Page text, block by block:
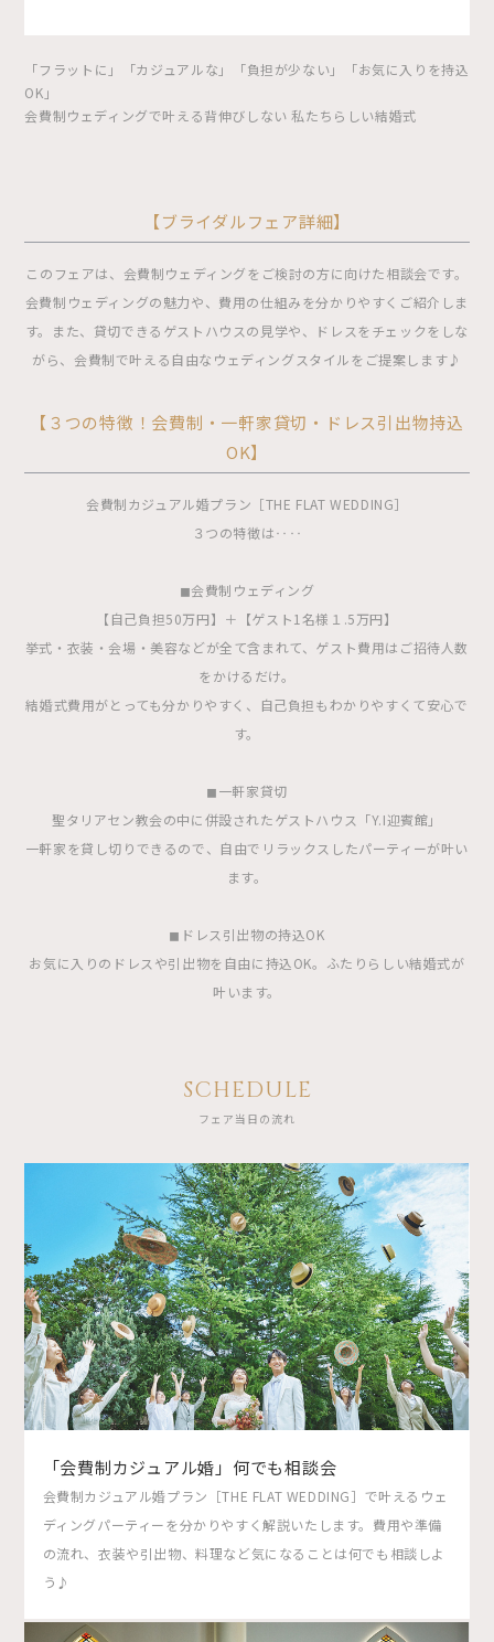
「フラットに」「カジュアルな」「負担が少ない」「お気に入りを持込
OK」
会費制ウェディングで叶える背伸びしない 私たちらしい結婚式
【ブライダルフェア詳細】
このフェアは、会費制ウェディングをご検討の方に向けた相談会です。
会費制ウェディングの魅力や、費用の仕組みを分かりやすくご紹介しま
す。また、貸切できるゲストハウスの見学や、ドレスをチェックをしな
がら、会費制で叶える自由なウェディングスタイルをご提案します♪
【３つの特徴！会費制・一軒家貸切・ドレス引出物持込
OK】
会費制カジュアル婚プラン［THE FLAT WEDDING］
３つの特徴は‥‥
◼︎会費制ウェディング
【自己負担50万円】＋【ゲスト1名様１.5万円】
挙式・衣装・会場・美容などが全て含まれて、ゲスト費用はご招待人数
をかけるだけ。
結婚式費用がとっても分かりやすく、自己負担もわかりやすくて安心で
す。
◼︎一軒家貸切
聖タリアセン教会の中に併設されたゲストハウス「Y.I迎賓館」
一軒家を貸し切りできるので、自由でリラックスしたパーティーが叶い
ます。
◼︎ドレス引出物の持込OK
お気に入りのドレスや引出物を自由に持込OK。ふたりらしい結婚式が
叶います。
SCHEDULE
フェア当日の流れ
「会費制カジュアル婚」何でも相談会
会費制カジュアル婚プラン［THE FLAT WEDDING］で叶えるウェ
ディングパーティーを分かりやすく解説いたします。費用や準備
の流れ、衣装や引出物、料理など気になることは何でも相談しよ
う♪